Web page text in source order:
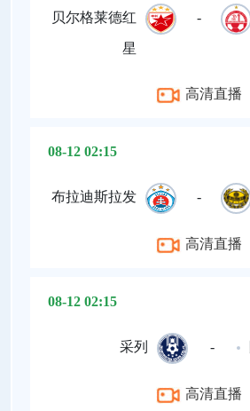
贝尔格莱德红
星
-
高清直播
08-12 02:15
布拉迪斯拉发 -
高清直播
08-12 02:15
采列 -
高清直播